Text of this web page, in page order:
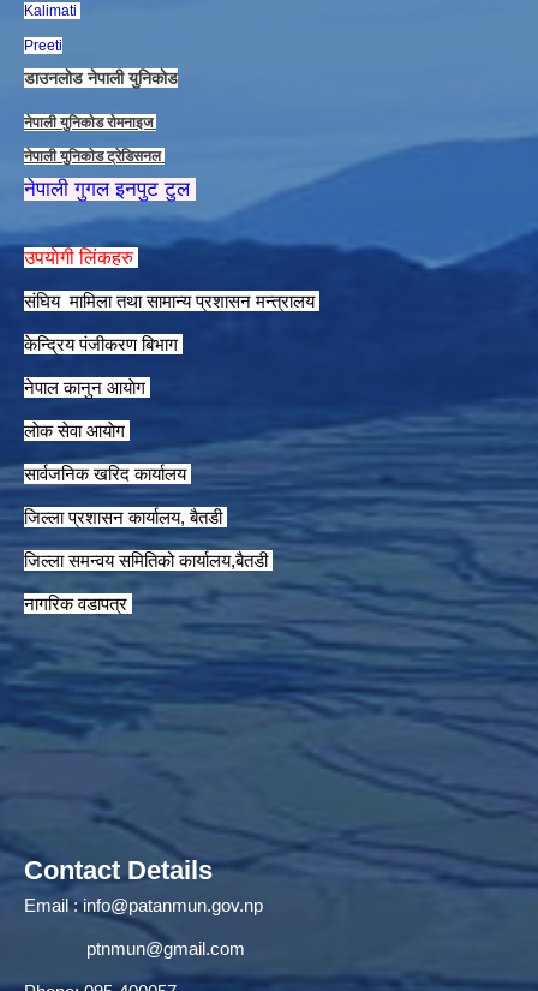
Kalimati
Preeti
डाउनलाेड नेपाली युनिकाेड
नेपाली युनिकाेड राेमनाइज
नेपाली युनिकाेड ट्रेडिसनल
नेपाली गुगल इनपुट टुल
उपयाेगी लिंकहरु
संघिय मामिला तथा सामान्य प्रशासन मन्त्रालय
केन्द्रिय पंजीकरण बिभाग
नेपाल कानुन आयाेग
लाेक सेवा आयाेग
सार्वजनिक खरिद कार्यालय
जिल्ला प्रशासन कार्यालय, बैतडी
जिल्ला समन्वय समितिको कार्यालय,बैतडी
नागरिक वडापत्र
Contact Details
Email :info@patanmun.gov.np
ptnmun@gmail.com